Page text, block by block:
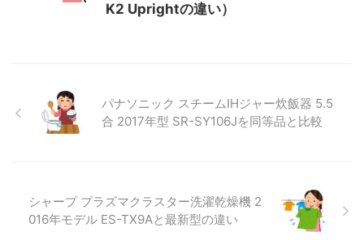
K2 Uprightの違い）
パナソニック スチームIHジャー炊飯器 5.5
合 2017年型 SR-SY106Jを同等品と比較
シャープ プラズマクラスター洗濯乾燥機 2
016年モデル ES-TX9Aと最新型の違い